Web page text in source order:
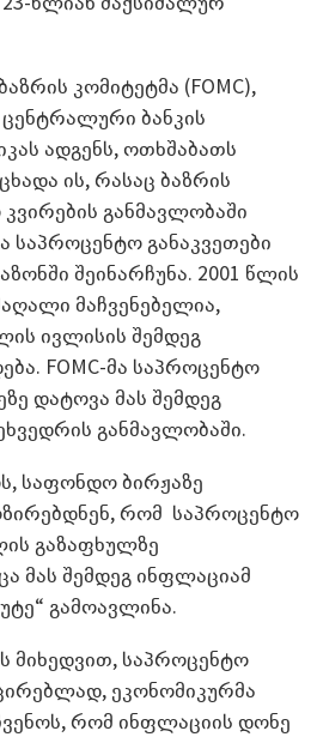
კომიტეტმა (FOMC),
ბანკის
ადგენს, ოთხშაბათს
ის, რასაც ბაზრის
განმავლობაში
განაკვეთები
შეინარჩუნა. 2001 წლის
მაჩვენებელია,
ივლისის შემდეგ
FOMC-მა საპროცენტო
დატოვა მას შემდეგ
განმავლობაში.
საფონდო ბირჟაზე
რომ საპროცენტო
გაზაფხულზე
მას შემდეგ ინფლაციამ
გამოავლინა.
მიხედვით, საპროცენტო
ეკონომიკურმა
რომ ინფლაციის დონე